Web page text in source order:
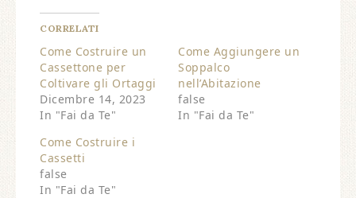
CORRELATI
Come Costruire un
Cassettone per
Coltivare gli Ortaggi
Dicembre 14, 2023
In "Fai da Te"
Come Aggiungere un
Soppalco
nell’Abitazione
false
In "Fai da Te"
Come Costruire i
Cassetti
false
In "Fai da Te"